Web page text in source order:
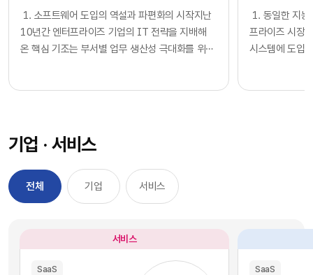
​​ 1. 소프트웨어 도입의 역설과 파편화의 시작지난
10년간 엔터프라이즈 기업의 IT 전략을 지배해
온 핵심 기조는 부서별 업무 생산성 극대화를 위한
업의 업무 처리 속도를 비약적으로 단축시켰고, 디
지털 전환을 달성하는 가장 확실한 방법론으로 자
리 잡았습니다.그러나 IT 인프라의 규모가 팽창하
면서 엔터프라이즈 환경에는 심각한 구조적 역설
높이기 위해 도입한 수많은 소프트웨어들이 오히
려 전사적인 데이터의 흐름을 원천적으로 단절시
키는 부작용, 즉 'SaaS 파편화' 현상을 초래한 것
1. 동일한 지
프라이즈 시장
시스템에 도입
습니다. 이는
리 기업과 완벽
리즘과 추론
기업 · 서비스
전체 기업 서비스
서비스
SaaS SaaS